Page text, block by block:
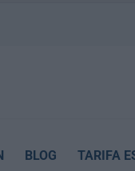
BLOG TARIFA